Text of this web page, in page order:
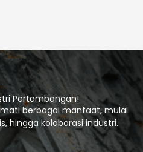
Pertambangan!
berbagai manfaat, mulai
hingga kolaborasi industri.